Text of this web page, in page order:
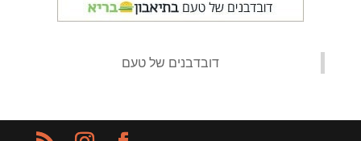
‏דובדבנים של טעם‏